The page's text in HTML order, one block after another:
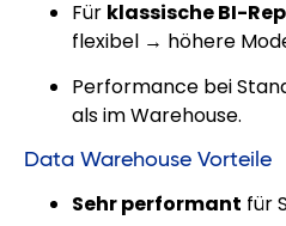
Für klassische BI-
flexibel → höhere
Performance bei
als im Warehouse.
Data Warehouse Vorteile
Sehr performant für